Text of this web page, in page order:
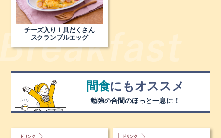
チーズ入り！具だくさん
スクランブルエッグ
間食にもオススメ
勉強の合間のほっと一息に！